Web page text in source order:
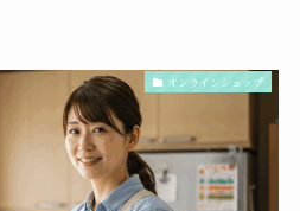
オンラインショップ